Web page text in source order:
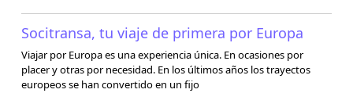
Socitransa, tu viaje de primera por Europa
Viajar por Europa es una experiencia única. En ocasiones por
placer y otras por necesidad. En los últimos años los trayectos
europeos se han convertido en un fijo